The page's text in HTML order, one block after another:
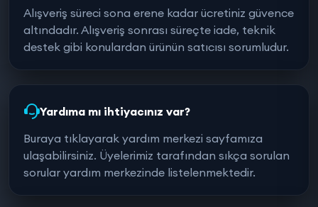
Alışveriş süreci sona erene kadar ücretiniz güvence
altındadır. Alışveriş sonrası süreçte iade, teknik
destek gibi konulardan ürünün satıcısı sorumludur.
Yardıma mı ihtiyacınız var?
Buraya tıklayarak yardım merkezi sayfamıza
ulaşabilirsiniz. Üyelerimiz tarafından sıkça sorulan
sorular yardım merkezinde listelenmektedir.